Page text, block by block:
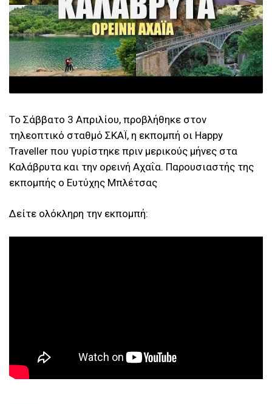
Το Σάββατο 3 Απριλίου, προβλήθηκε στον
τηλεοπτικό σταθμό ΣΚΑΪ, η εκπομπή οι Happy
Traveller που γυρίστηκε πριν μερικούς μήνες στα
Καλάβρυτα και την ορεινή Αχαΐα. Παρουσιαστής της
εκπομπής ο Ευτύχης Μπλέτσας
Δείτε ολόκληρη την εκπομπή: